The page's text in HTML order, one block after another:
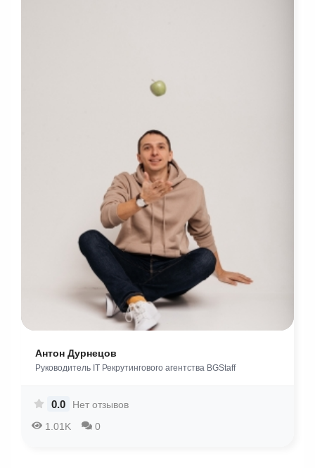
Aнтон Дурнецов
Руководитель IT Рекрутингового агентства BGStaff
1.01K 0
0.0 Нет отзывов